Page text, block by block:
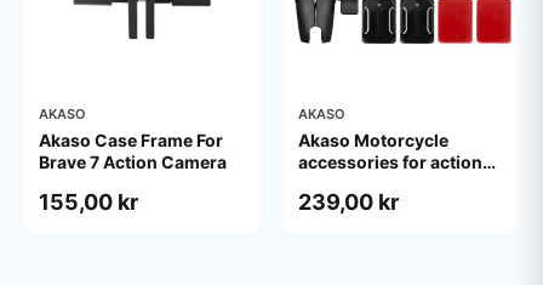
AKASO
Akaso Case Frame For
Brave 7 Action Camera
155,00 kr
AKASO
Akaso Motorcycle
accessories for action
239,00 kr